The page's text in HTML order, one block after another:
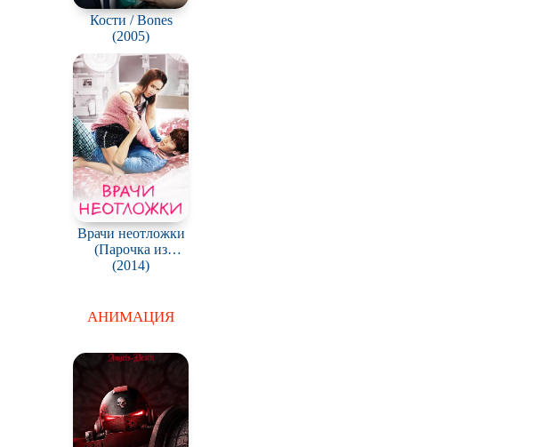
Кости / Bones
(2005)
Врачи неотложки
(Парочка из
неотложки) /
(2014)
АНИМАЦИЯ